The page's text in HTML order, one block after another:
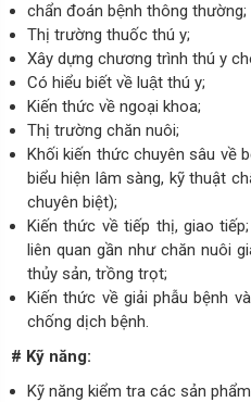
chẩn đoán bệnh thông thường;
Thị trường thuốc thú y;
Xây dựng chương trình thú y
Có hiểu biết về luật thú y;
Kiến thức về ngoại khoa;
Thị trường chăn nuôi;
Khối kiến thức chuyên sâu về
biểu hiện lâm sàng, kỹ thuật
chuyên biệt);
Kiến thức về tiếp thị, giao
liên quan gần như chăn nuôi
thủy sản, trồng trọt;
Kiến thức về giải phẫu bệnh
chống dịch bệnh.
# Kỹ năng:
Kỹ năng kiểm tra các sản